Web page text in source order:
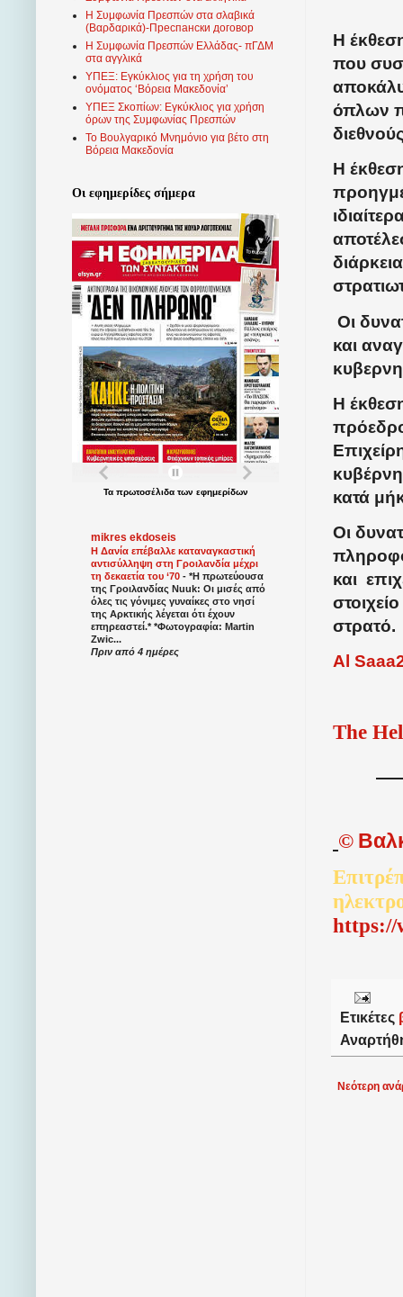
Η
που
όπλων
Η
Οι
και
Η
κατά
Οι
και
στρατό.
Al
The
©
https://
Ετικέτες
Νεότερη
Η Συμφωνία Πρεσπών στα σλαβικά
(Βαρδαρικά)-Преспански договор
Η Συμφωνία Πρεσπών Ελλάδας- πΓΔΜ
στα αγγλικά
ΥΠΕΞ: Εγκύκλιος για τη χρήση του
ονόματος ‘Βόρεια Μακεδονία’
ΥΠΕΞ Σκοπίων: Εγκύκλιος για χρήση
όρων της Συμφωνίας Πρεσπών
Το Βουλγαρικό Μνημόνιο για βέτο στη
Βόρεια Μακεδονία
Οι εφημερίδες σήμερα
Τα πρωτοσέλιδατων εφημερίδων
mikres ekdoseis
Η Δανία επέβαλλε καταναγκαστική
αντισύλληψη στη Γροιλανδία μέχρι
τη δεκαετία του ‘70 - *Η πρωτεύουσα
της Γροιλανδίας Nuuk: Οι μισές από
όλες τις γόνιμες γυναίκες στο νησί
της Αρκτικής λέγεται ότι έχουν
επηρεαστεί.* *Φωτογραφία: Martin
Zwic...
Πριν από 4 ημέρες